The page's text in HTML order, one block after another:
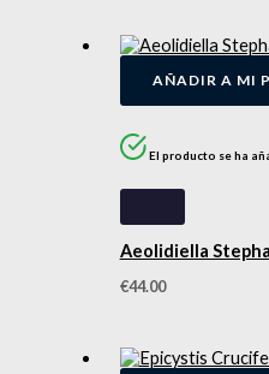
AÑADIR A MI
El producto se ha
Aeolidiella
€44.00